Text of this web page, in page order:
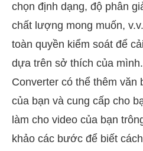
chọn định dạng, độ phân
chất lượng mong muốn,
toàn quyền kiểm soát để
dựa trên sở thích của
Converter có thể thêm văn
của bạn và cung cấp cho
làm cho video của bạn
khảo các bước để biết